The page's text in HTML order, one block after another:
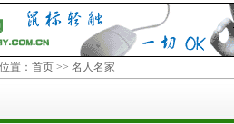
置： 首页 >> 名人名家